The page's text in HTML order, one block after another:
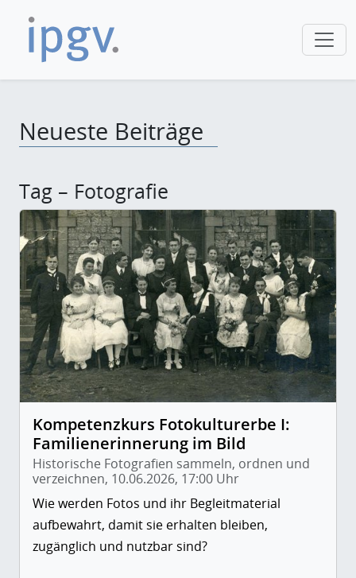
Neueste Beiträge
Tag – Fotografie
Kompetenzkurs Fotokulturerbe I:
Familienerinnerung im Bild
Historische Fotografien sammeln, ordnen und
verzeichnen, 10.06.2026, 17:00 Uhr
Wie werden Fotos und ihr Begleitmaterial
aufbewahrt, damit sie erhalten bleiben,
zugänglich und nutzbar sind?